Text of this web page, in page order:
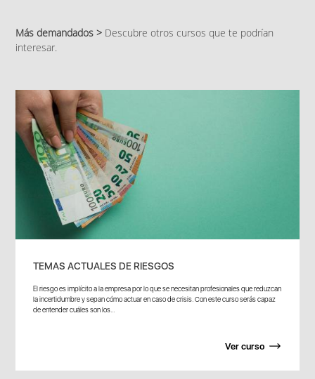
Más demandados > Descubre otros cursos que te podrían
interesar.
TEMAS ACTUALES DE RIESGOS
El riesgo es implícito a la empresa por lo que se necesitan profesionales que reduzcan
la incertidumbre y sepan cómo actuar en caso de crisis. Con este curso serás capaz
de entender cuáles son los...
Ver curso